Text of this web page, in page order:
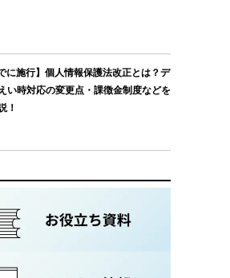
に施行】個人情報保護法改正とは？デ
い時対応の変更点・課徴金制度などを
！